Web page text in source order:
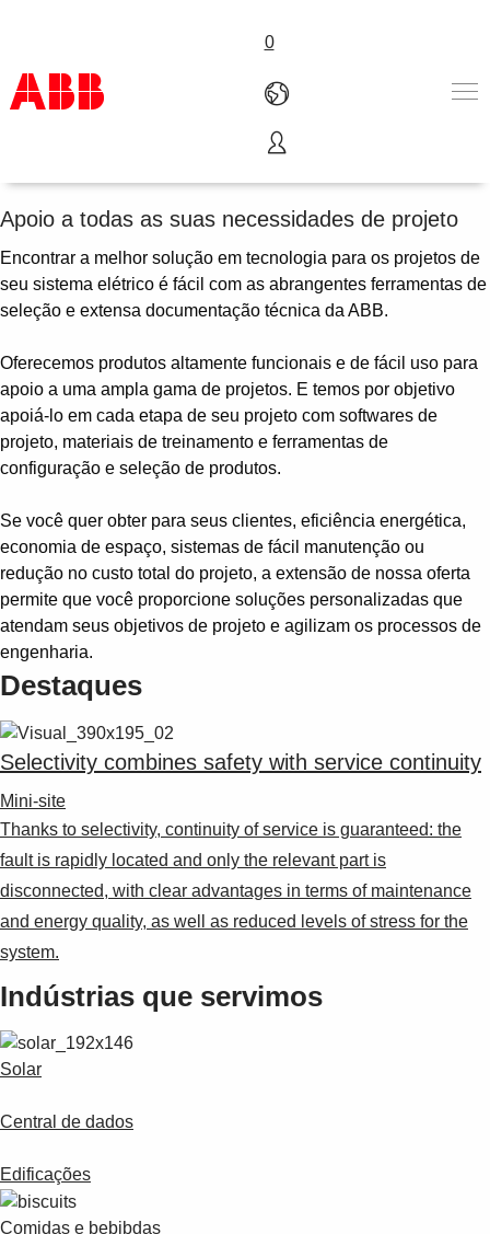
0
Produtos & Soluções
Indústrias
Sobre a ABB
Onde comprar
Contact us
Suggestions
See more products
Shopping list preview
Consultores e EPCs
Apoio a todas as suas necessidades de projeto
Encontrar a melhor solução em tecnologia para os projetos de
seu sistema elétrico é fácil com as abrangentes ferramentas de
seleção e extensa documentação técnica da ABB.
Oferecemos produtos altamente funcionais e de fácil uso para
apoio a uma ampla gama de projetos. E temos por objetivo
apoiá-lo em cada etapa de seu projeto com softwares de
projeto, materiais de treinamento e ferramentas de
configuração e seleção de produtos.
Se você quer obter para seus clientes, eficiência energética,
economia de espaço, sistemas de fácil manutenção ou
redução no custo total do projeto, a extensão de nossa oferta
permite que você proporcione soluções personalizadas que
atendam seus objetivos de projeto e agilizam os processos de
engenharia.
Destaques
Selectivity combines safety with service continuity
Mini-site
Thanks to selectivity, continuity of service is guaranteed: the
fault is rapidly located and only the relevant part is
disconnected, with clear advantages in terms of maintenance
and energy quality, as well as reduced levels of stress for the
system.
Indústrias que servimos
Solar
Central de dados
Edificações
Comidas e bebibdas